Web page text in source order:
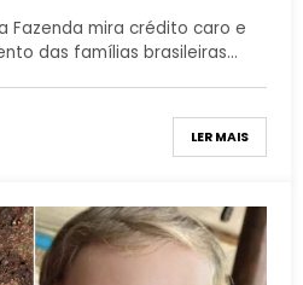
Fazenda mira crédito caro e
das famílias brasileiras…
LER MAIS